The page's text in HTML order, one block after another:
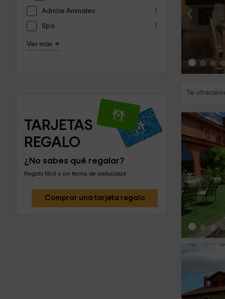
Admite Animales 1
Spa 1
Ver más +
TARJETAS
REGALO
¿No sabes qué regalar?
Regalo fácil y sin fecha de caducidad
Comprar una tarjeta regalo
‹
Te
‹